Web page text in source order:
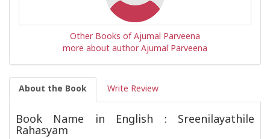
Other Books of Ajumal Parveena
more about author Ajumal Parveena
About the Book Write Review
Book Name in English : Sreenilayathile
Rahasyam